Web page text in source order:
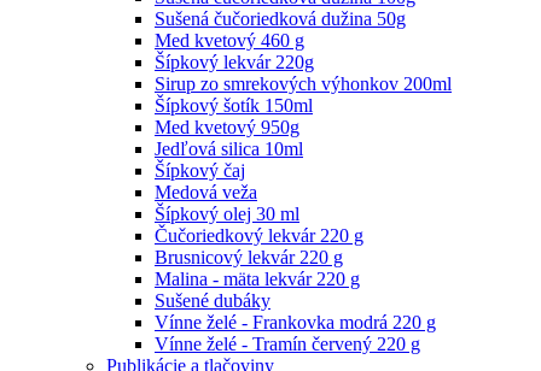
Sušená čučoriedková dužina 50g
Med kvetový 460 g
Šípkový lekvár 220g
Sirup zo smrekových výhonkov 200ml
Šípkový šotík 150ml
Med kvetový 950g
Jedľová silica 10ml
Šípkový čaj
Medová veža
Šípkový olej 30 ml
Čučoriedkový lekvár 220 g
Brusnicový lekvár 220 g
Malina - mäta lekvár 220 g
Sušené dubáky
Vínne želé - Frankovka modrá 220 g
Vínne želé - Tramín červený 220 g
Publikácie a tlačoviny